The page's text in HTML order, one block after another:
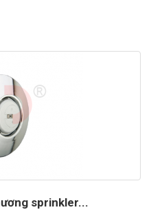
sprinkler...